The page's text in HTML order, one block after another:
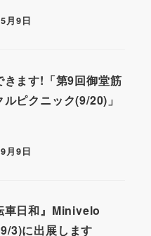
月9日
きます!「第9回御堂筋
ピクニック(9/20)」
月9日
車日和』Minivelo
3)に出展します